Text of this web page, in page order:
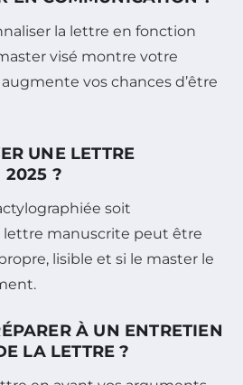
la lettre en fonction
visé montre votre
vos chances d’être
UNE LETTRE
2025 ?
soit
lettre manuscrite peut être
lisible et si le master le
À UN ENTRETIEN
LA LETTRE ?